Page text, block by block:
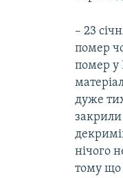
– 23
помер
помер у
дуже
нічого
тому що